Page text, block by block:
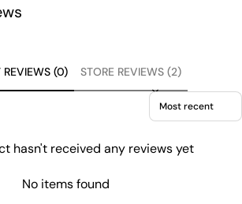
REVIEWS (0) STORE REVIEWS (2)
Sort reviews by
hasn't received any reviews yet
No items found